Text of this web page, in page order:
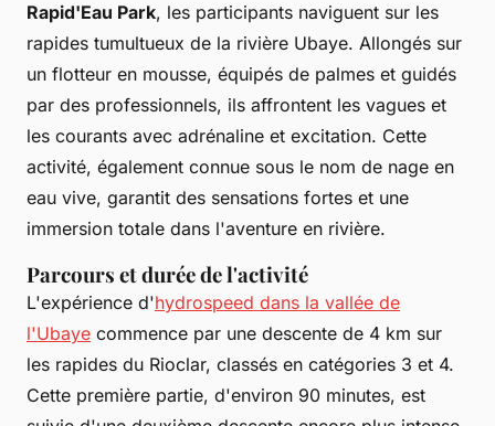
Rapid'Eau Park, les participants naviguent sur les
rapides tumultueux de la rivière Ubaye. Allongés sur
un flotteur en mousse, équipés de palmes et guidés
par des professionnels, ils affrontent les vagues et
les courants avec adrénaline et excitation. Cette
activité, également connue sous le nom de nage en
eau vive, garantit des sensations fortes et une
immersion totale dans l'aventure en rivière.
Parcours et durée de l'activité
L'expérience d'hydrospeed dans la vallée de
l'Ubaye commence par une descente de 4 km sur
les rapides du Rioclar, classés en catégories 3 et 4.
Cette première partie, d'environ 90 minutes, est